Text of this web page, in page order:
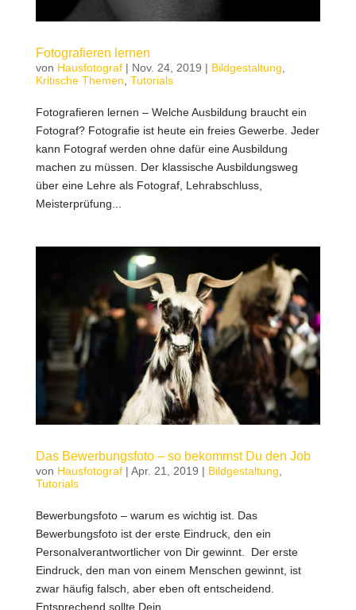
Fotografieren lernen
von Hausfotograf| Nov. 24, 2019 | Bildgestaltung
Kritische Themen Tutorials
Fotografieren lernen – Welche Ausbildung braucht ein
Fotograf? Fotografie ist heute ein freies Gewerbe. Jeder
kann Fotograf werden ohne dafür eine Ausbildung
machen zu müssen. Der klassische Ausbildungsweg
über eine Lehre als Fotograf, Lehrabschluss,
Meisterprüfung...
Das Bewerbungsfoto – so bekommst Du den Job
von Hausfotograf| Apr. 21, 2019 | Bildgestaltung
Tutorials
Bewerbungsfoto – warum es wichtig ist. Das
Bewerbungsfoto ist der erste Eindruck, den ein
Personalverantwortlicher von Dir gewinnt. Der erste
Eindruck, den man von einem Menschen gewinnt, ist
zwar häufig falsch, aber eben oft entscheidend.
Entsprechend sollte Dein...